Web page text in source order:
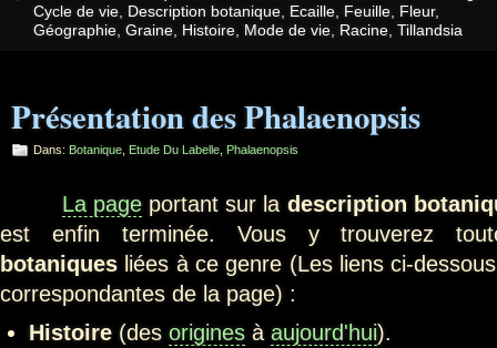
Cycle de vie, Description botanique, Ecaille, Feuille, Fleur,
Géographie, Graine, Histoire, Mode de vie, Racine, Tillandsia
Présentation des Phalaenopsis
Dans: Botanique, Etude Du Labelle, Phalaenopsis
La pageportant sur la description
est enfin terminée. Vous y trouverez
botaniques liées à ce genre (Les liens ci-
correspondantes de la page) :
Histoire(des originesà aujourd'hui).